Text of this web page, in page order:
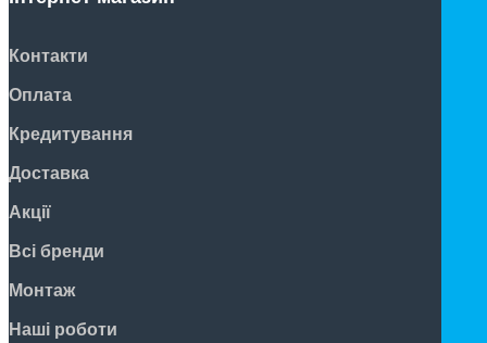
Контакти
Оплата
Кредитування
Доставка
Акції
Всі бренди
Монтаж
Наші роботи